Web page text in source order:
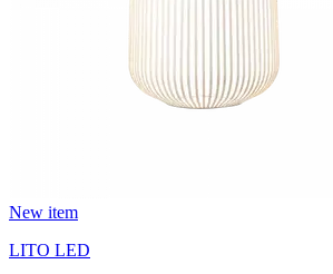
New item
LITO LED